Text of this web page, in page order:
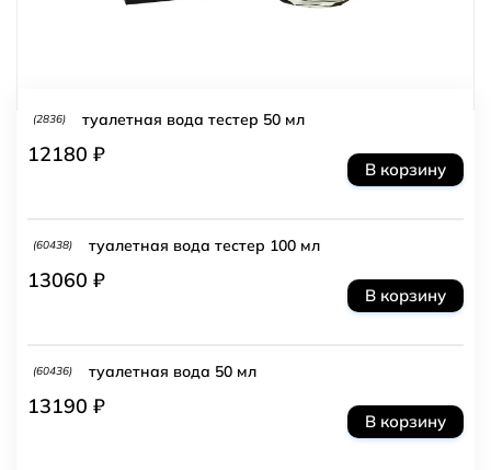
(2836) туалетная вода тестер 50 мл
12180 ₽
В корзину
(60438) туалетная вода тестер 100 мл
13060 ₽
В корзину
(60436) туалетная вода 50 мл
13190 ₽
В корзину